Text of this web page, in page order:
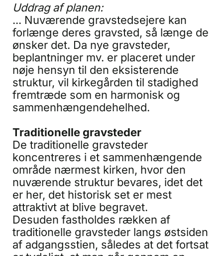
Uddrag af planen:
... Nuværende gravstedsejere kan
forlænge deres gravsted, så længe de
ønsker det. Da nye gravsteder,
beplantninger mv. er placeret under
nøje hensyn til den eksisterende
struktur, vil kirkegården til stadighed
fremtræde som en harmonisk og
sammenhængendehelhed.
Traditionelle gravsteder
De traditionelle gravsteder
koncentreres i et sammenhængende
område nærmest kirken, hvor den
nuværende struktur bevares, idet det
er her, det historisk set er mest
attraktivt at blive begravet.
Desuden fastholdes rækken af
traditionelle gravsteder langs østsiden
af adgangsstien, således at det fortsat